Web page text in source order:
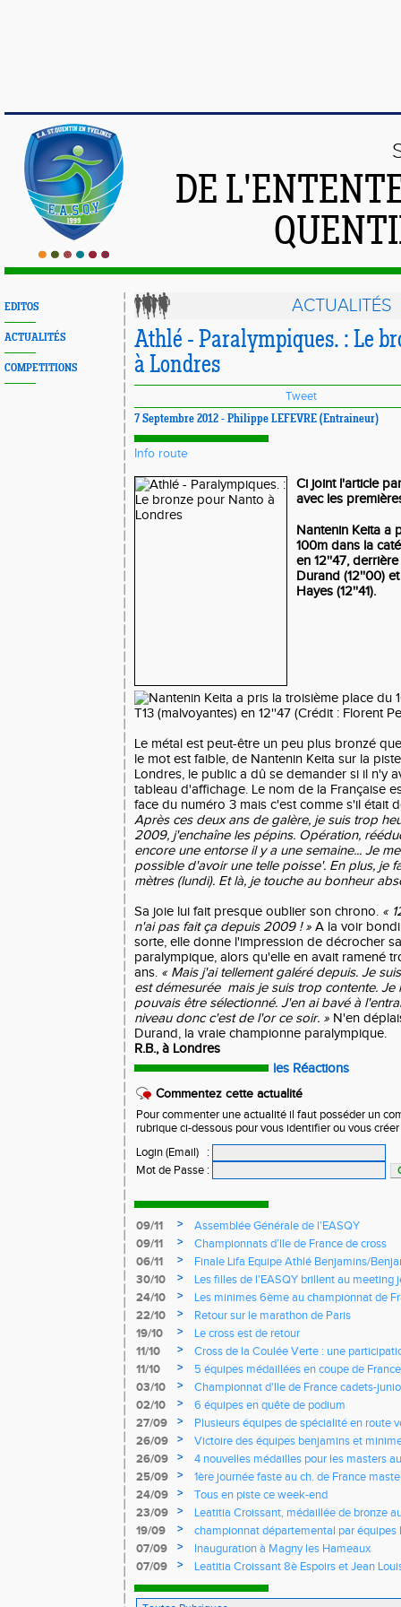
DE
EDITOS
ACTUALITÉS
COMPETITIONS
ACTUALITÉS
Athlé - Paralympiques. : Le
à Londres
Tweet
7 Septembre 2012 - Philippe LEFEVRE (Entraineur)
Info route
Ci joint l'article
avec les
Nantenin Keita a
100m dans la
en 12''47,
Durand (12''00)
Hayes (12''41).
Le métal est peut-être un peu plus bronzé
le mot est faible, de Nantenin Keita sur la
Londres, le public a dû se demander si il n'y
tableau d'affichage. Le nom de la Française
face du numéro 3 mais c'est comme s'il était
Après ces deux ans de galère, je suis trop
2009, j'enchaîne les pépins. Opération,
encore une entorse il y a une semaine... Je
possible d'avoir une telle poisse'. En plus, je
mètres (lundi). Et là, je touche au bonheur
Sa joie lui fait presque oublier son chrono. «
n'ai pas fait ça depuis 2009 ! » A la voir
sorte, elle donne l'impression de décrocher
paralympique, alors qu'elle en avait ramené
ans. « Mais j'ai tellement galéré depuis. Je
est démesurée mais je suis trop contente. Je
pouvais être sélectionné. J'en ai bavé à
niveau donc c'est de l'or ce soir. » N'en
Durand, la vraie championne paralympique.
R.B., à Londres
les Réactions
Commentez cette actualité
Pour commenter une actualité il faut posséder un
rubrique ci-dessous pour vous identifier ou vous
Login (Email)
:
Mot de Passe :
09/11 >
Assemblée Générale de l'EASQY
09/11
>
Championnats d’Ile de France de cross
06/11
>
Finale Lifa Equipe Athlé Benjamins/
30/10
>
Les filles de l'EASQY brillent au meeting
records du club battus
24/10 >
Les minimes 6ème au championnat de
22/10
>
Retour sur le marathon de Paris
19/10
>
Le cross est de retour
11/10
>
Cross de la Coulée Verte : une
Rendez-vous !
11/10 >
5 équipes médaillées en coupe de France
03/10
>
Championnat d'Ile de France cadets-
l'EASQY victorieuses
02/10 >
6 équipes en quête de podium
27/09
>
Plusieurs équipes de spécialité en route
France
26/09 >
Victoire des équipes benjamins et
Yvelines
26/09 >
4 nouvelles médailles pour les masters
25/09
>
1ère journée faste au ch. de France
d'argent
24/09 >
Tous en piste ce week-end
23/09
>
Leatitia Croissant, médaillée de bronze
de course de montagne
19/09 >
championnat départemental par
07/09
>
Inauguration à Magny les Hameaux
07/09
>
Leatitia Croissant 8è Espoirs et Jean
France de 10 km sur route